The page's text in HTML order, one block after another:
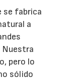
se fabrica
a
Nuestra
pero lo
sólido